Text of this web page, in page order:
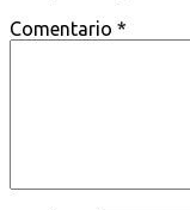
Comentario *